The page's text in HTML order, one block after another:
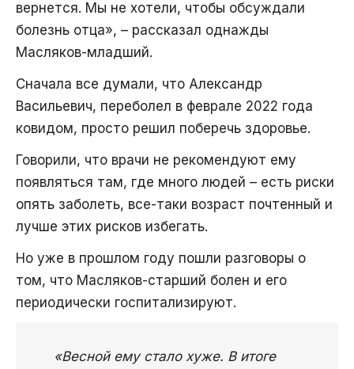
вернется. Мы не хотели, чтобы обсуждали
болезнь отца», – рассказал однажды
Масляков-младший.
Сначала все думали, что Александр
Васильевич, переболел в феврале 2022 года
ковидом, просто решил поберечь здоровье.
Говорили, что врачи не рекомендуют ему
появляться там, где много людей – есть риски
опять заболеть, все-таки возраст почтенный и
лучше этих рисков избегать.
Но уже в прошлом году пошли разговоры о
том, что Масляков-старший болен и его
периодически госпитализируют.
«Весной ему стало хуже. В итоге